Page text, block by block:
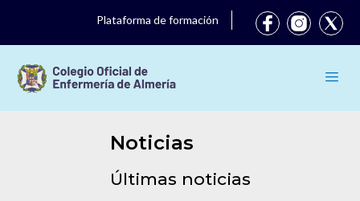
Plataforma de formación
Noticias
Últimas noticias